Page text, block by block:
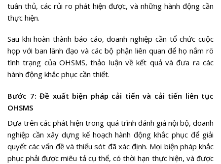
tuân thủ, các rủi ro phát hiện được, và những hành động cần
thực hiện.
Sau khi hoàn thành báo cáo, doanh nghiệp cần tổ chức cuộc
họp với ban lãnh đạo và các bộ phận liên quan để họ nắm rõ
tình trạng của OHSMS, thảo luận về kết quả và đưa ra các
hành động khắc phục cần thiết.
Bước 7: Đề xuất biện pháp cải tiến và cải tiến liên tục
OHSMS
Dựa trên các phát hiện trong quá trình đánh giá nội bộ, doanh
nghiệp cần xây dựng kế hoạch hành động khắc phục để giải
quyết các vấn đề và thiếu sót đã xác định. Mọi biện pháp khắc
phục phải được miêu tả cụ thể, có thời hạn thực hiện, và được